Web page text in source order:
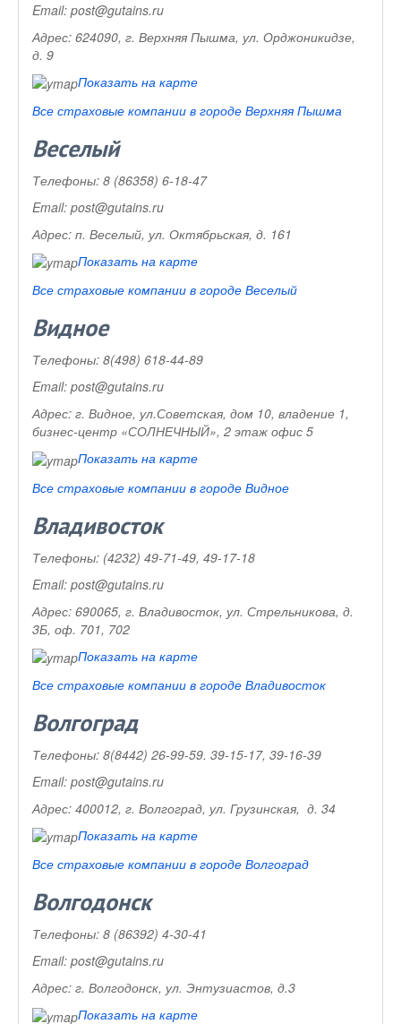
Email: post@gutains.ru
Адрес: 624090, г. Верхняя Пышма, ул. Орджоникидзе,
д. 9
Показать на карте
Все страховые компании в городе Верхняя Пышма
Веселый
Телефоны: 8 (86358) 6-18-47
Email: post@gutains.ru
Адрес: п. Веселый, ул. Октябрьская, д. 161
Показать на карте
Все страховые компании в городе Веселый
Видное
Телефоны: 8(498) 618-44-89
Email: post@gutains.ru
Адрес: г. Видное, ул.Советская, дом 10, владение 1,
бизнес-центр «СОЛНЕЧНЫЙ», 2 этаж офис 5
Показать на карте
Все страховые компании в городе Видное
Владивосток
Телефоны: (4232) 49-71-49, 49-17-18
Email: post@gutains.ru
Адрес: 690065, г. Владивосток, ул. Стрельникова, д.
3Б, оф. 701, 702
Показать на карте
Все страховые компании в городе Владивосток
Волгоград
Телефоны: 8(8442) 26-99-59. 39-15-17, 39-16-39
Email: post@gutains.ru
Адрес: 400012, г. Волгоград, ул. Грузинская, д. 34
Показать на карте
Все страховые компании в городе Волгоград
Волгодонск
Телефоны: 8 (86392) 4-30-41
Email: post@gutains.ru
Адрес: г. Волгодонск, ул. Энтузиастов, д.3
Показать на карте